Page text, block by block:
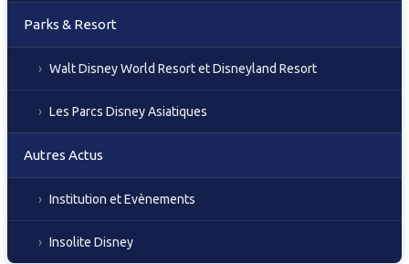
Parks & Resort
Walt Disney World Resort et Disneyland Resort
Les Parcs Disney Asiatiques
Autres Actus
Institution et Evènements
Insolite Disney